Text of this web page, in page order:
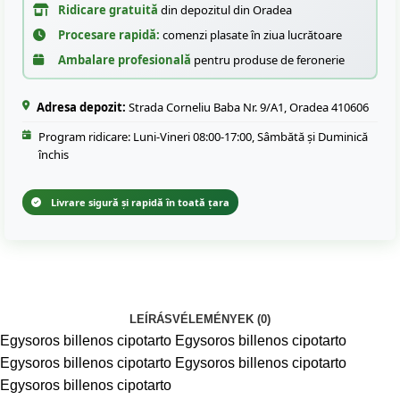
Ridicare gratuită din depozitul din Oradea
Procesare rapidă: comenzi plasate în ziua lucrătoare
Ambalare profesională pentru produse de feronerie
Adresa depozit: Strada Corneliu Baba Nr. 9/A1, Oradea 410606
Program ridicare: Luni-Vineri 08:00-17:00, Sâmbătă și Duminică
închis
Livrare sigură și rapidă în toată țara
LEÍRÁSVÉLEMÉNYEK (0)
Egysoros billenos cipotarto Egysoros billenos cipotarto
Egysoros billenos cipotarto Egysoros billenos cipotarto
Egysoros billenos cipotarto